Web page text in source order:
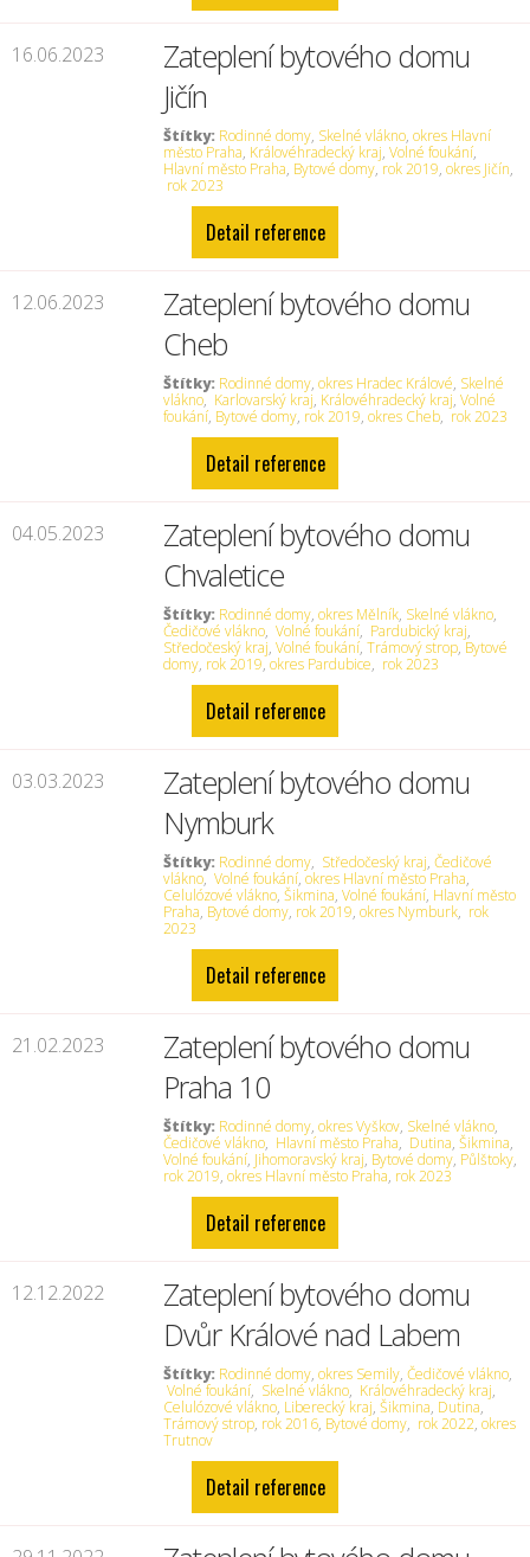
16.06.2023
Zateplení bytového domu
Jičín
Štítky: Rodinné domy, Skelné vlákno,okres Hlavní
město Praha, Královéhradecký kraj,Volné foukání,
Hlavní město Praha, Bytové domy, rok 2019,okres Jičín,
rok 2023
Detail reference
12.06.2023
Zateplení bytového domu
Cheb
Štítky: Rodinné domy,okres Hradec Králové, Skelné
vlákno, Karlovarský kraj, Královéhradecký kraj,Volné
foukání, Bytové domy, rok 2019,okres Cheb, rok 2023
Detail reference
04.05.2023
Zateplení bytového domu
Chvaletice
Štítky: Rodinné domy,okres Mělník, Skelné vlákno,
Čedičové vlákno, Volné foukání, Pardubický kraj,
Středočeský kraj,Volné foukání,Trámový strop, Bytové
domy, rok 2019,okres Pardubice, rok 2023
Detail reference
03.03.2023
Zateplení bytového domu
Nymburk
Štítky: Rodinné domy, Středočeský kraj,Čedičové
vlákno, Volné foukání,okres Hlavní město Praha,
Celulózové vlákno,Šikmina,Volné foukání, Hlavní město
Praha, Bytové domy, rok 2019,okres Nymburk, rok
2023
Detail reference
21.02.2023
Zateplení bytového domu
Praha 10
Štítky: Rodinné domy,okres Vyškov, Skelné vlákno,
Čedičové vlákno, Hlavní město Praha, Dutina,Šikmina,
Volné foukání, Jihomoravský kraj, Bytové domy, Půlštoky,
rok 2019,okres Hlavní město Praha, rok 2023
Detail reference
12.12.2022
Zateplení bytového domu
Dvůr Králové nad Labem
Štítky: Rodinné domy,okres Semily,Čedičové vlákno,
Volné foukání, Skelné vlákno, Královéhradecký kraj,
Celulózové vlákno, Liberecký kraj,Šikmina, Dutina,
Trámový strop, rok 2016, Bytové domy, rok 2022,okres
Trutnov
Detail reference